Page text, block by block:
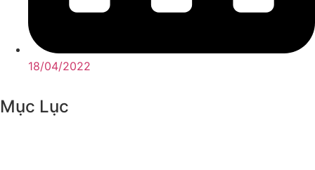
18/04/2022
Mục Lục